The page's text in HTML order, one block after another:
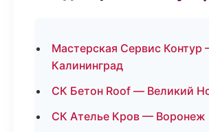
Мастерская Сервис Контур
Калининград
СК Бетон Roof — Великий
СК Ателье Кров — Воронеж